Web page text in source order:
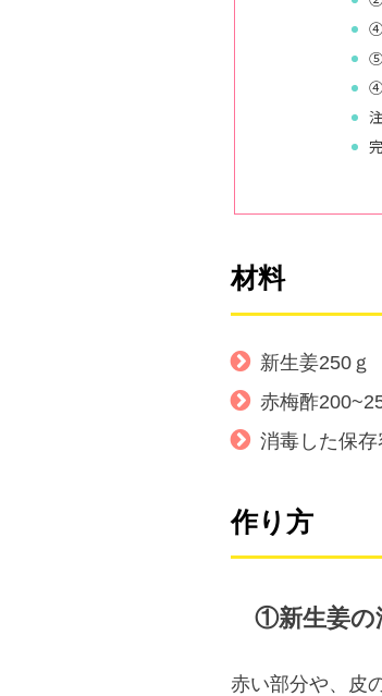
④
⑤
④
材料
新生姜250ｇ
赤梅酢
消毒した保存
作り方
①新生姜の
赤い部分や、皮